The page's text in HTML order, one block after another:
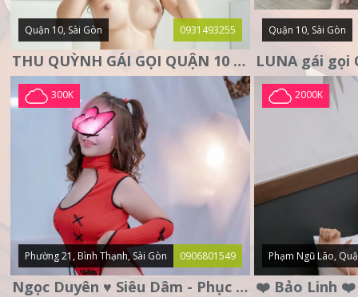
Quận 10, Sài Gòn 0931493255
THU QUỲNH GÁI GỌI QUẬN 10 – MẶT XINH DA TRẮNG – SANG
Quận 10, Sài Gòn
300K
Phường 21, Bình Thạnh, Sài Gòn 0906801549
Ngọc Duyên ♥️ Siêu Dâm - Phục Vụ Tận Tình - Chu Đáo
2000K
Phạm Ngũ Lão,